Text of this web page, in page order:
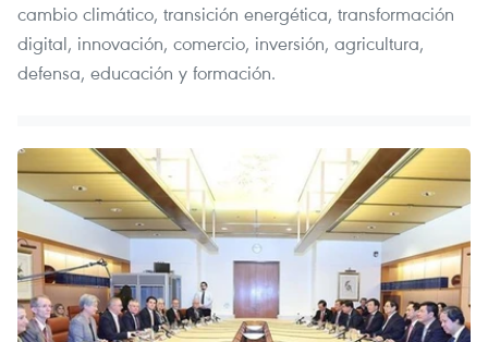
cambio climático, transición energética, transformación
digital, innovación, comercio, inversión, agricultura,
defensa, educación y formación.